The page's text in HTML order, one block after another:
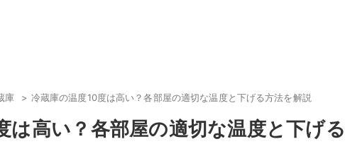
庫 冷蔵庫の温度10度は高い？各部屋の適切な温度と下げる方法を解説
は高い？各部屋の適切な温度と下げる